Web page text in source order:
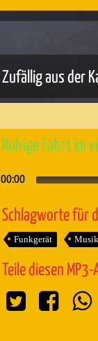
Zufällig aus der
Ruhige Fahrt im
00:00
Schlagworte für
Funkgerät Musik
Teile diesen